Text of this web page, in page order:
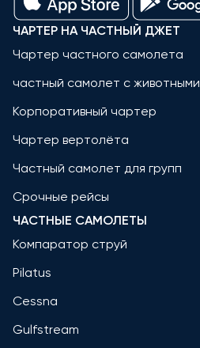
ЧАРТЕР НА ЧАСТНЫЙ ДЖЕТ
Чартер частного самолета
частный самолет с животными
Корпоративный чартер
Чартер вертолёта
Частный самолет для групп
Срочные рейсы
ЧАСТНЫЕ САМОЛЕТЫ
Компаратор струй
Pilatus
Cessna
Gulfstream